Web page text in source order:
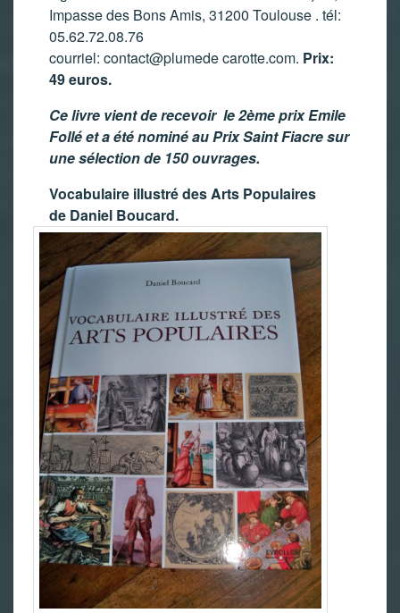
Impasse des Bons Amis, 31200 Toulouse . tél:
05.62.72.08.76
courriel: contact@plumede carotte.com. Prix:
49 euros.
Ce livre vient de recevoir le 2ème prix Emile
Follé et a été nominé au Prix Saint Fiacre sur
une sélection de 150 ouvrages.
Vocabulaire illustré des Arts Populaires
de Daniel Boucard.